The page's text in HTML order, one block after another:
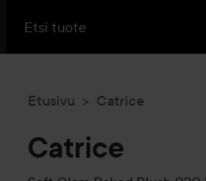
Etusivu Catrice
Catrice